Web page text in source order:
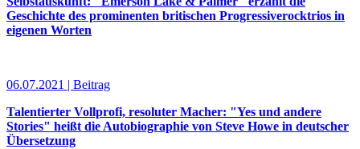
Geschichte des prominenten britischen Progressiverocktrios in
eigenen Worten
06.07.2021 | Beitrag
Talentierter Vollprofi, resoluter Macher: "Yes und andere
Stories" heißt die Autobiographie von Steve Howe in deutscher
Übersetzung